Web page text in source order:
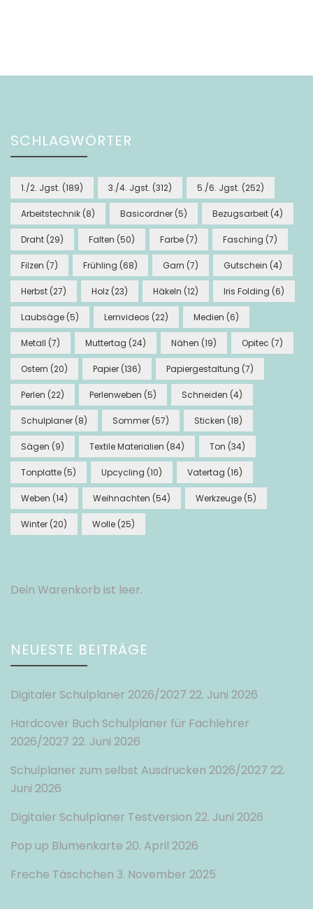
SCHLAGWÖRTER
1./2. Jgst. (189) 3./4. Jgst. (312) 5./6. Jgst. (252)
Arbeitstechnik (8) Basicordner (5) Bezugsarbeit (4)
Draht (29) Falten (50) Farbe (7) Fasching (7)
Filzen (7) Frühling (68) Garn (7) Gutschein (4)
Herbst (27) Holz (23) Häkeln (12) Iris Folding (6)
Laubsäge (5) Lernvideos (22) Medien (6)
Metall (7) Muttertag (24) Nähen (19) Opitec (7)
Ostern (20) Papier (136) Papiergestaltung (7)
Perlen (22) Perlenweben (5) Schneiden (4)
Schulplaner (8) Sommer (57) Sticken (18)
Sägen (9) Textile Materialien (84) Ton (34)
Tonplatte (5) Upcycling (10) Vatertag (16)
Weben (14) Weihnachten (54) Werkzeuge (5)
Winter (20) Wolle (25)
Dein Warenkorb ist leer.
NEUESTE BEITRÄGE
Digitaler Schulplaner 2026/2027 22. Juni 2026
Hardcover Buch Schulplaner für Fachlehrer
2026/2027 22. Juni 2026
Schulplaner zum selbst Ausdrucken 2026/2027 22.
Juni 2026
Digitaler Schulplaner Testversion 22. Juni 2026
Pop up Blumenkarte 20. April 2026
Freche Täschchen 3. November 2025